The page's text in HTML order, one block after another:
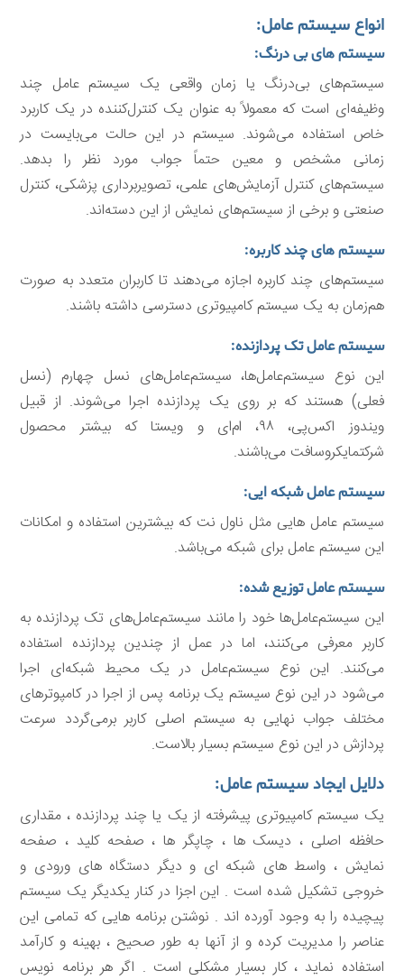
انواع سیستم عامل:
سیستم های بی درنگ:
سیستم‌های بی‌درنگ یا زمان واقعی یک سیستم عامل چند
وظیفه‌ای است که معمولاً به عنوان یک کنترل‌کننده در یک کاربرد
خاص استفاده می‌شوند. سیستم در این حالت می‌بایست در
زمانی مشخص و معین حتماً جواب مورد نظر را بدهد.
سیستم‌های کنترل آزمایش‌های علمی، تصویربرداری پزشکی، کنترل
صنعتی و برخی از سیستم‌های نمایش از این دسته‌اند.
سیستم های چند کاربره:
سیستم‌های چند کاربره اجازه می‌دهند تا کاربران متعدد به صورت
هم‌زمان به یک سیستم کامپیوتری دسترسی داشته باشند.
سیستم عامل تک پردازنده:
این نوع سیستم‌عامل‌ها، سیستم‌عامل‌های نسل چهارم (نسل
فعلی) هستند که بر روی یک پردازنده اجرا می‌شوند. از قبیل
ویندوز اکس‌پی، ۹۸، ام‌ای و ویستا که بیشتر محصول
شرکتمایکروسافت می‌باشند.
سیستم عامل شبکه ایی:
سیستم عامل هایی مثل ناول نت که بیشترین استفاده و امکانات
این سیستم عامل برای شبکه می‌باشد.
سیستم عامل توزیع شده:
این سیستم‌عامل‌ها خود را مانند سیستم‌عامل‌های تک پردازنده به
کاربر معرفی می‌کنند، اما در عمل از چندین پردازنده استفاده
می‌کنند. این نوع سیستم‌عامل در یک محیط شبکه‌ای اجرا
می‌شود در این نوع سیستم یک برنامه پس از اجرا در کامپوترهای
مختلف جواب نهایی به سیستم اصلی کاربر برمی‌گردد سرعت
پردازش در این نوع سیستم بسیار بالاست.
دلایل ایجاد سیستم عامل:
یک سیستم کامپیوتری پیشرفته از یک یا چند پردازنده ، مقداری
حافظه اصلی ، دیسک ها ، چاپگر ها ، صفحه کلید ، صفحه
نمایش ، واسط های شبکه ای و دیگر دستگاه های ورودی و
خروجی تشکیل شده است . این اجزا در کنار یکدیگر یک سیستم
پیچیده را به وجود آورده اند . نوشتن برنامه هایی که تمامی این
عناصر را مدیریت کرده و از آنها به طور صحیح ، بهینه و کارآمد
استفاده نماید ، کار بسیار مشکلی است . اگر هر برنامه نویس